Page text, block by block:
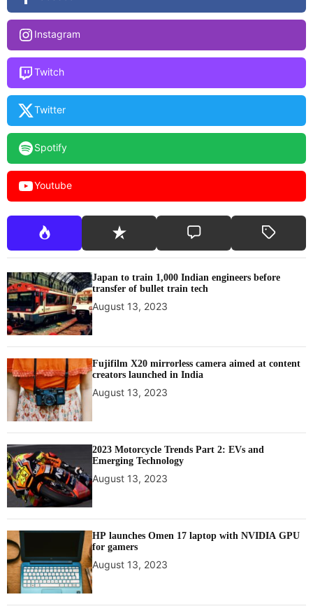
Instagram
Twitch
Twitter
Spotify
Youtube
Japan to train 1,000 Indian engineers before
transfer of bullet train tech
August 13, 2023
Fujifilm X20 mirrorless camera aimed at content
creators launched in India
August 13, 2023
2023 Motorcycle Trends Part 2: EVs and
Emerging Technology
August 13, 2023
HP launches Omen 17 laptop with NVIDIA GPU
for gamers
August 13, 2023